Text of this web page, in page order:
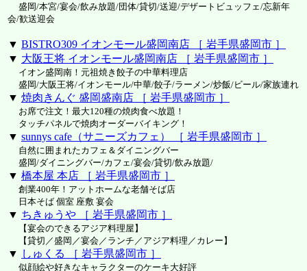
盛岡/本宮/宴会/飲み放題/団体/貸切/送迎/デザートビュッフェ/忘新年
会/歓送迎会
▼ BISTRO309 イオンモール盛岡南店 ［ 岩手県盛岡市 ］
▼ 大阪王将 イオンモール盛岡南店 ［ 岩手県盛岡市 ］
イオン盛岡南！元祖焼き餃子の中華料理店
盛岡/大阪王将/イオンモール/中華/餃子/ラーメン/炒飯/ビール/家族連れ
▼ 焼肉きんぐ 盛岡盛南店 ［ 岩手県盛岡市 ］
お席で注文！最大120種の焼肉食べ放題！
タッチパネルで焼肉オーダーバイキング！
▼ sunnys cafe（サニーズカフェ） ［ 岩手県盛岡市 ］
自然に囲まれたカフェ＆ダイニングバー
盛岡/ダイニングバー/カフェ/宴会/貸切/飲み放題/
▼ 橋本屋 本店 ［ 岩手県盛岡市 ］
創業400年！アットホームな老舗そば店
日本そば 個室 座敷 宴会
▼ ちきゅうや ［ 岩手県盛岡市 ］
【宴会のできるアジア料理屋】
【貸切／盛岡／宴会／ランチ／アジア料理／カレー】
▼ しゅくる ［ 岩手県盛岡市 ］
似顔絵や好きなキャラクターのケーキ大好評